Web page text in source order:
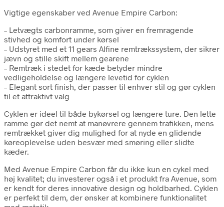
Vigtige egenskaber ved Avenue Empire Carbon:
– Letvægts carbonramme, som giver en fremragende
stivhed og komfort under kørsel
– Udstyret med et 11 gears Alfine remtrækssystem, der sikrer
jævn og stille skift mellem gearene
– Remtræk i stedet for kæde betyder mindre
vedligeholdelse og længere levetid for cyklen
– Elegant sort finish, der passer til enhver stil og gør cyklen
til et attraktivt valg
Cyklen er ideel til både bykørsel og længere ture. Den lette
ramme gør det nemt at manøvrere gennem trafikken, mens
remtrækket giver dig mulighed for at nyde en glidende
køreoplevelse uden besvær med smøring eller slidte
kæder.
Med Avenue Empire Carbon får du ikke kun en cykel med
høj kvalitet; du investerer også i et produkt fra Avenue, som
er kendt for deres innovative design og holdbarhed. Cyklen
er perfekt til dem, der ønsker at kombinere funktionalitet